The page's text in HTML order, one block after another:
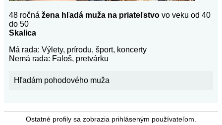
48 ročná žena hľadá muža na priateľstvo vo veku od 40
do 50
Skalica
Má rada: Výlety, prírodu, šport, koncerty
Nemá rada: Faloš, pretvárku
Hľadám pohodového muža
Ostatné profily sa zobrazia prihláseným používateľom.